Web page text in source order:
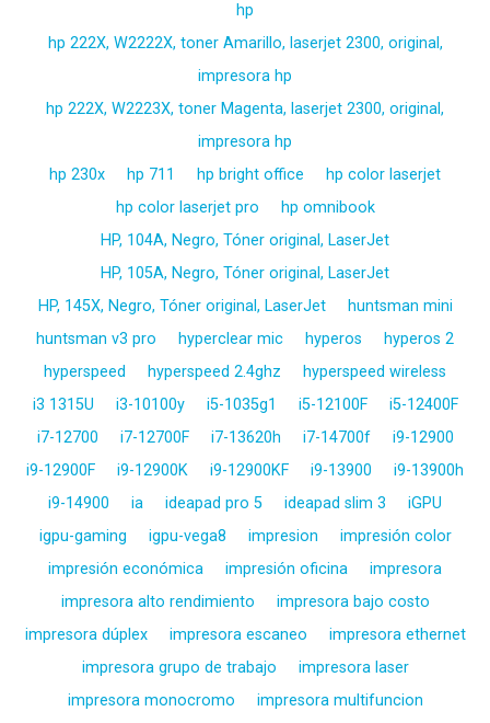
hp
hp 222X, W2222X, toner Amarillo, laserjet 2300, original,
impresora hp
hp 222X, W2223X, toner Magenta, laserjet 2300, original,
impresora hp
hp 230x
hp 711 hp bright office
hp color laserjet
hp color laserjet pro
hp omnibook
HP, 104A, Negro, Tóner original, LaserJet
HP, 105A, Negro, Tóner original, LaserJet
HP, 145X, Negro, Tóner original, LaserJet
huntsman mini
huntsman v3 pro
hyperclear mic hyperos
hyperos 2
hyperspeed
hyperspeed 2.4ghz
hyperspeed wireless
i3 1315U
i3-10100y i5-1035g1 i5-12100F
i5-12400F
i7-12700
i7-12700F i7-13620h i7-14700f
i9-12900
i9-12900F
i9-12900K i9-12900KF i9-13900
i9-13900h
i9-14900
ia ideapad pro 5 ideapad slim 3
iGPU
igpu-gaming
igpu-vega8 impresion
impresión color
impresión económica
impresión oficina
impresora
impresora alto rendimiento
impresora bajo costo
impresora dúplex
impresora escaneo
impresora ethernet
impresora grupo de trabajo
impresora laser
impresora monocromo
impresora multifuncion